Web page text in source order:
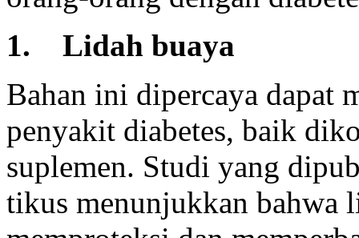
1. Lidah buaya
Bahan ini dipercaya dapat
penyakit diabetes, baik
suplemen. Studi yang
tikus menunjukkan bahwa